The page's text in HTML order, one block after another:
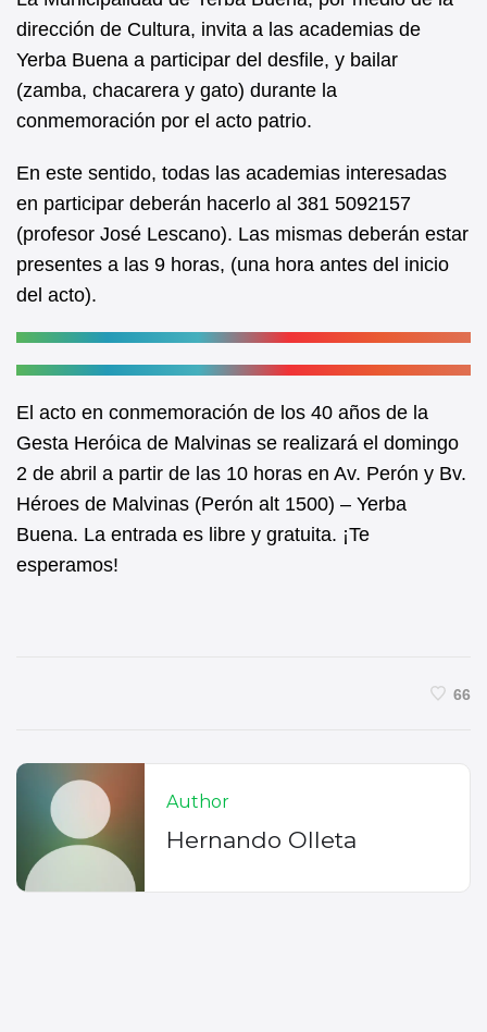
b
o
o
k
A
p
p
dirección de Cultura, invita a las academias de
Yerba Buena a participar del desfile, y bailar
(zamba, chacarera y gato) durante la
conmemoración por el acto patrio.
En este sentido, todas las academias interesadas
en participar deberán hacerlo al 381 5092157
(profesor José Lescano). Las mismas deberán estar
presentes a las 9 horas, (una hora antes del inicio
del acto).
El acto en conmemoración de los 40 años de la
Gesta Heróica de Malvinas se realizará el domingo
2 de abril a partir de las 10 horas en Av. Perón y Bv.
Héroes de Malvinas (Perón alt 1500) – Yerba
Buena. La entrada es libre y gratuita. ¡Te
esperamos!
66
Author
Hernando Olleta